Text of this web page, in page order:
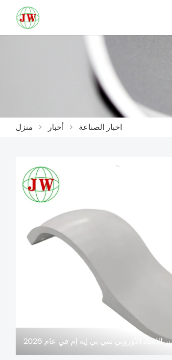
منزل > أخبار > اخبار الصناعة